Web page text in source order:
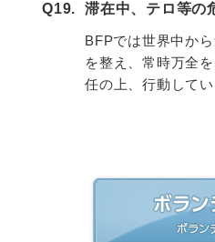
Q19. 滞在中、テロ等の
BFPでは世界中か
を整え、常時万全
任の上、行動して